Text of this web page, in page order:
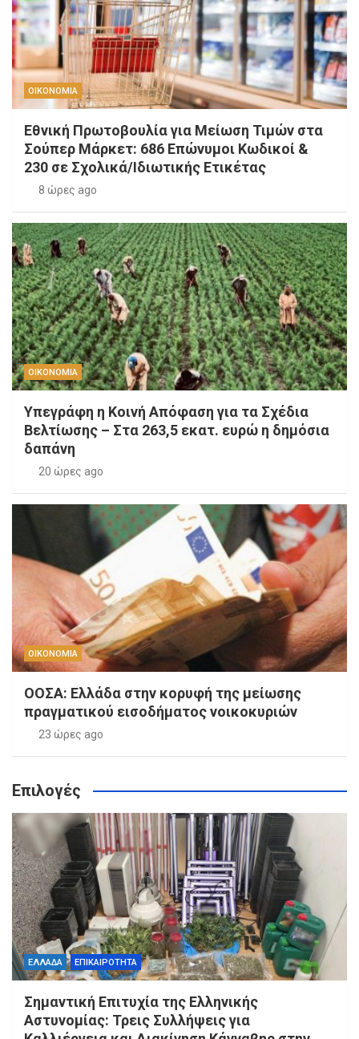
ΟΙΚΟΝΟΜΙΑ
Εθνική Πρωτοβουλία για Μείωση Τιμών στα
Σούπερ Μάρκετ: 686 Επώνυμοι Κωδικοί &
230 σε Σχολικά/Ιδιωτικής Ετικέτας
8 ώρες ago
ΟΙΚΟΝΟΜΙΑ
Υπεγράφη η Κοινή Απόφαση για τα Σχέδια
Βελτίωσης – Στα 263,5 εκατ. ευρώ η δημόσια
δαπάνη
20 ώρες ago
ΟΙΚΟΝΟΜΙΑ
ΟΟΣΑ: Ελλάδα στην κορυφή της μείωσης
πραγματικού εισοδήματος νοικοκυριών
23 ώρες ago
Επιλογές
ΕΛΛΑΔΑ ΕΠΙΚΑΙΡΟΤΗΤΑ
Σημαντική Επιτυχία της Ελληνικής
Αστυνομίας: Τρεις Συλλήψεις για